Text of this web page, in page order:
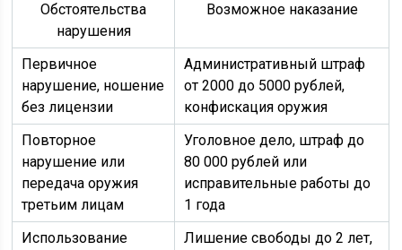
Обстоятельства
нарушения
Возможное наказание
Первичное
нарушение, ношение
без лицензии
Административный штраф
от 2000 до 5000 рублей,
конфискация оружия
Повторное
нарушение или
передача оружия
третьим лицам
Уголовное дело, штраф до
80 000 рублей или
исправительные работы до
1 года
Использование
Лишение свободы до 2 лет,